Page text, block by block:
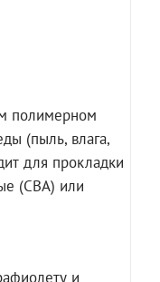
полимерном
(пыль, влага,
для прокладки
(СВА) или
и